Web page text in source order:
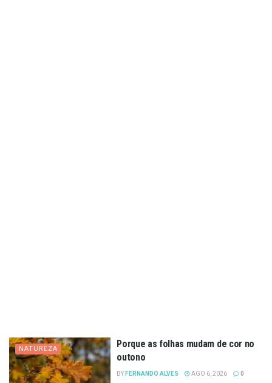
NATUREZA
Porque as folhas mudam de cor no
outono
BY FERNANDO ALVES AGO 6, 2026 0